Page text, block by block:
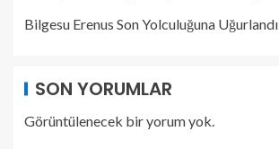
Bilgesu Erenus Son Yolculuğuna Uğurlandı
SON YORUMLAR
Görüntülenecek bir yorum yok.